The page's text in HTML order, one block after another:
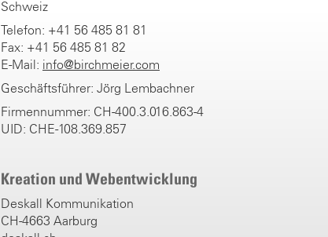
Schweiz
Telefon: +41 56 485 81 81
Fax: +41 56 485 81 82
E-Mail: info@birchmeier.com
Geschäftsführer: Jörg Lembachner
Firmennummer: CH-400.3.016.863-4
UID: CHE-108.369.857
Kreation und Webentwicklung
Deskall Kommunikation
CH-4663 Aarburg